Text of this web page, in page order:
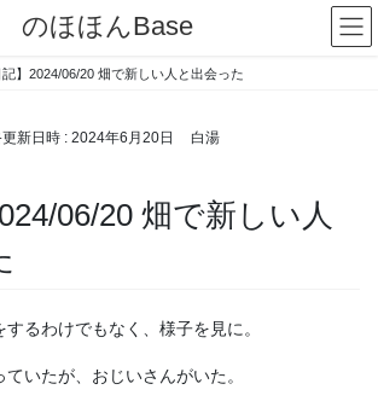
のほほんBase
記】2024/06/20 畑で新しい人と出会った
新日時 : 2024年6月20日 白湯
06/20 畑で新しい人
るわけでもなく、様子を見に。
いたが、おじいさんがいた。